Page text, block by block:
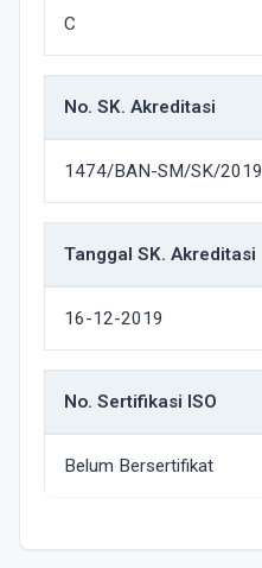
C
No. SK. Akreditasi
1474/BAN-SM/SK/2019
Tanggal SK. Akreditasi
16-12-2019
No. Sertifikasi ISO
Belum Bersertifikat